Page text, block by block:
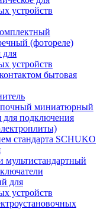
устройств
(фотореле)
для
устройств
бытовая
миниатюрный
для подключения
стандарта SCHUKO
мультистандартный
для
устройств